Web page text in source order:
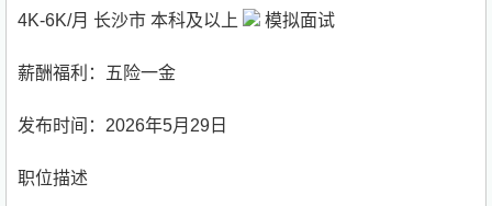
4K-6K/月 长沙市 本科及以上 模拟面试
薪酬福利：五险一金
发布时间：2026年5月29日
职位描述